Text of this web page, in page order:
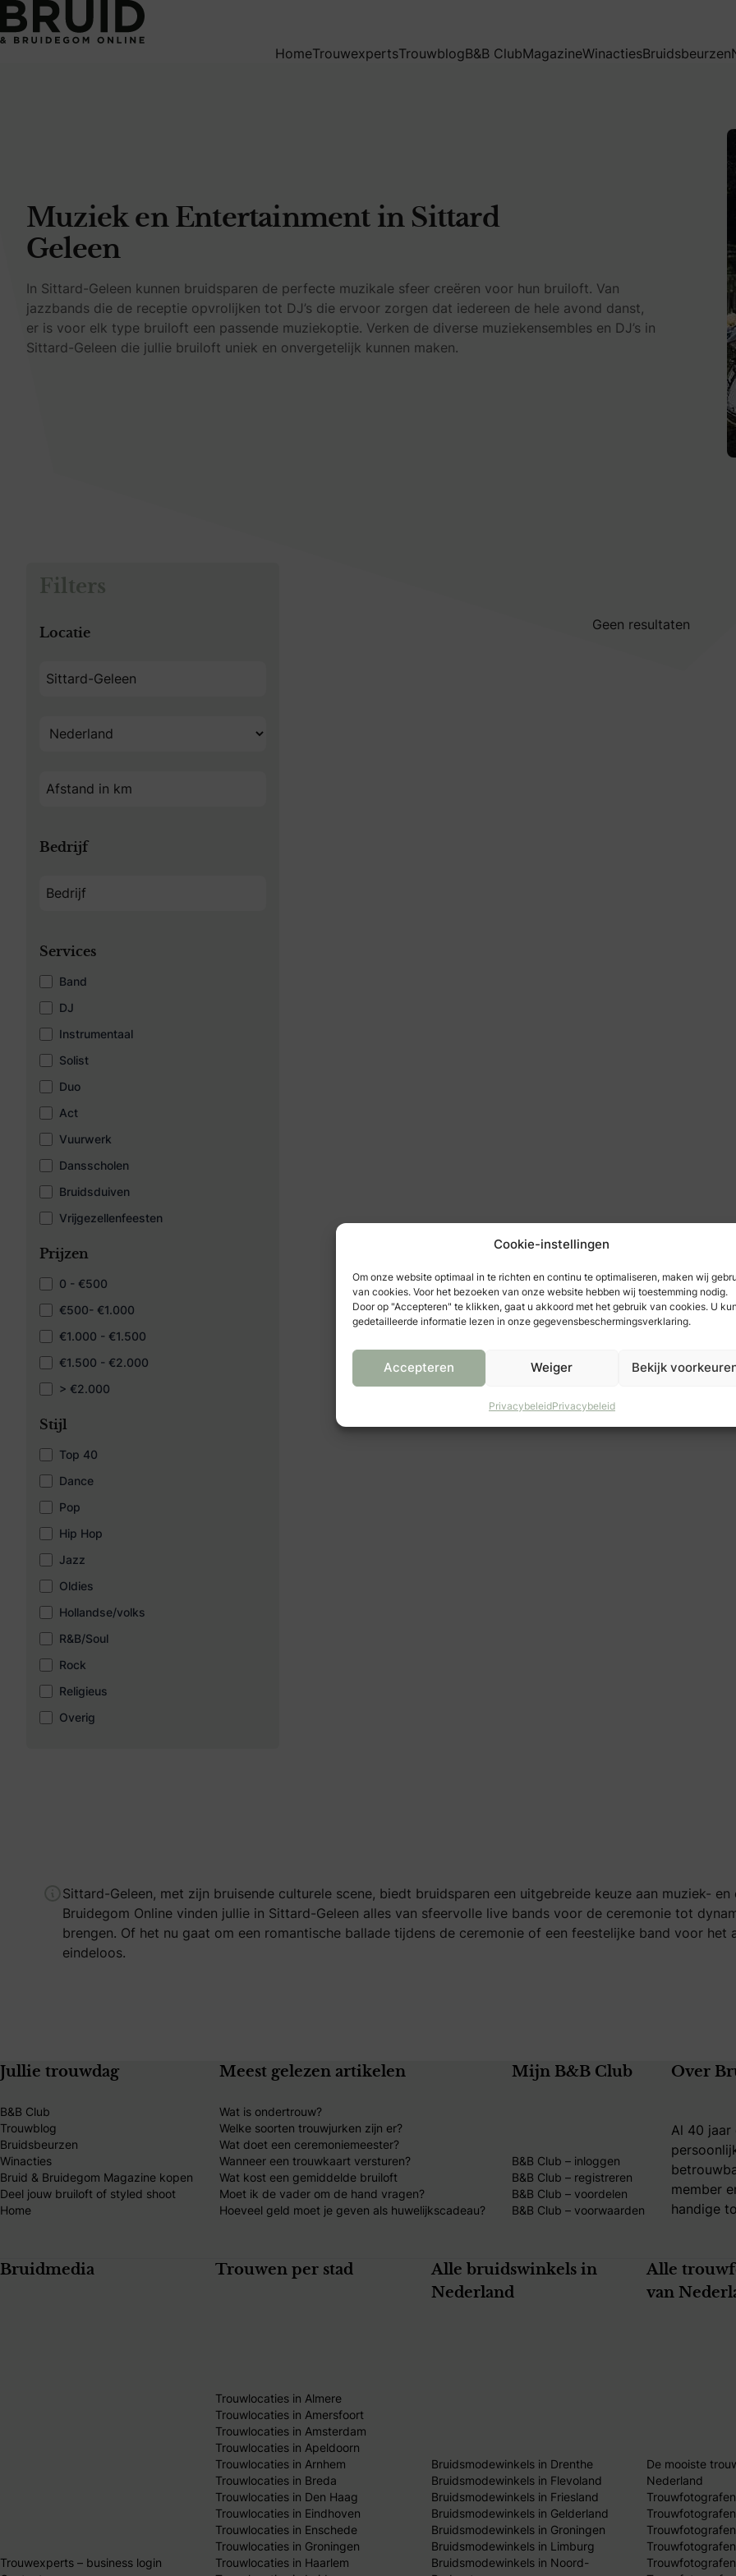
Cookie-instellingen
Om onze website optimaal in te richten en continu te optimaliseren, maken wij
van cookies. Voor het bezoeken van onze website hebben wij toestemming nodig.
Door op "Accepteren" te klikken, gaat u akkoord met het gebruik van cookies. U
gedetailleerde informatie lezen in onze gegevensbeschermingsverklaring.
Accepteren Weiger Bekijk
PrivacybeleidPrivacybeleid
HomeTrouwexpertsTrouwblogB&B ClubMagazineWinactiesBruidsbeurzen
Muziek en Entertainment in Sittard
Geleen
In Sittard-Geleen kunnen bruidsparen de perfecte muzikale sfeer creëren voor hun bruiloft. Van
jazzbands die de receptie opvrolijken tot DJ’s die ervoor zorgen dat iedereen de hele avond danst,
er is voor elk type bruiloft een passende muziekoptie. Verken de diverse muziekensembles en DJ’s in
Sittard-Geleen die jullie bruiloft uniek en onvergetelijk kunnen maken.
Filters
Locatie
Bedrijf
Services
Band
DJ
Instrumentaal
Solist
Duo
Act
Vuurwerk
Dansscholen
Bruidsduiven
Vrijgezellenfeesten
Prijzen
0 - €500
€500- €1.000
€1.000 - €1.500
€1.500 - €2.000
> €2.000
Stijl
Top 40
Dance
Pop
Hip Hop
Jazz
Oldies
Hollandse/volks
R&B/Soul
Rock
Religieus
Overig
Geen resultaten
Sittard-Geleen, met zijn bruisende culturele scene, biedt bruidsparen een uitgebreide keuze aan muziek-
Bruidegom Online vinden jullie in Sittard-Geleen alles van sfeervolle live bands voor de ceremonie tot
brengen. Of het nu gaat om een romantische ballade tijdens de ceremonie of een feestelijke band voor
eindeloos.
Jullie trouwdag
B&B Club
Trouwblog
Bruidsbeurzen
Winacties
Bruid & Bruidegom Magazine kopen
Deel jouw bruiloft of styled shoot
Home
Meest gelezen artikelen
Wat is ondertrouw?
Welke soorten trouwjurken zijn er?
Wat doet een ceremoniemeester?
Wanneer een trouwkaart versturen?
Wat kost een gemiddelde bruiloft
Moet ik de vader om de hand vragen?
Hoeveel geld moet je geven als huwelijkscadeau?
Mijn B&B Club
B&B Club – inloggen
B&B Club – registreren
B&B Club – voordelen
B&B Club – voorwaarden
Over
Al 40 jaar
member
handige
Bruidmedia
Trouwexperts – business login
Trouwen per stad
Trouwlocaties in Almere
Trouwlocaties in Amersfoort
Trouwlocaties in Amsterdam
Trouwlocaties in Apeldoorn
Trouwlocaties in Arnhem
Trouwlocaties in Breda
Trouwlocaties in Den Haag
Trouwlocaties in Eindhoven
Trouwlocaties in Enschede
Trouwlocaties in Groningen
Trouwlocaties in Haarlem
Alle bruidswinkels in
Nederland
Bruidsmodewinkels in Drenthe
Bruidsmodewinkels in Flevoland
Bruidsmodewinkels in Friesland
Bruidsmodewinkels in Gelderland
Bruidsmodewinkels in Groningen
Bruidsmodewinkels in Limburg
Bruidsmodewinkels in Noord-
Alle
van
De mooiste
Nederland